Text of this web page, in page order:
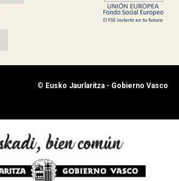
© Eusko Jaurlaritza - Gobierno Vasco